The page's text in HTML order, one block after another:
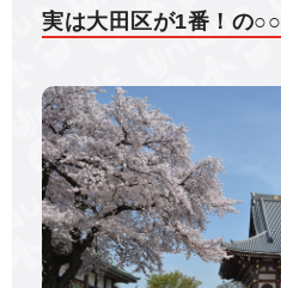
実は大田区が1番！の○○